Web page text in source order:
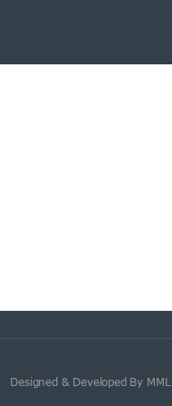
Designed & Developed By